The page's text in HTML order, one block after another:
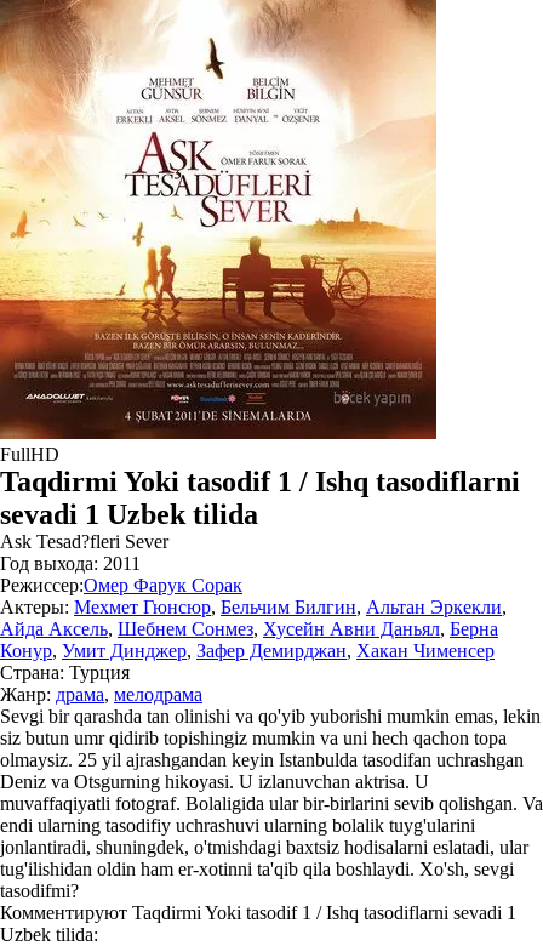
FullHD
Taqdirmi Yoki tasodif 1 / Ishq tasodiflarni
sevadi 1 Uzbek tilida
Ask Tesad?fleri Sever
Год выхода: 2011
Режиссер:Омер Фарук Сорак
Актеры: Мехмет Гюнсюр, Бельчим Билгин, Альтан Эркекли,
Айда Аксель, Шебнем Сонмез, Хусейн Авни Даньял, Берна
Конур, Умит Динджер, Зафер Демирджан, Хакан Чименсер
Страна: Турция
Жанр: драма, мелодрама
Sevgi bir qarashda tan olinishi va qo'yib yuborishi mumkin emas, lekin
siz butun umr qidirib topishingiz mumkin va uni hech qachon topa
olmaysiz. 25 yil ajrashgandan keyin Istanbulda tasodifan uchrashgan
Deniz va Otsgurning hikoyasi. U izlanuvchan aktrisa. U
muvaffaqiyatli fotograf. Bolaligida ular bir-birlarini sevib qolishgan. Va
endi ularning tasodifiy uchrashuvi ularning bolalik tuyg'ularini
jonlantiradi, shuningdek, o'tmishdagi baxtsiz hodisalarni eslatadi, ular
tug'ilishidan oldin ham er-xotinni ta'qib qila boshlaydi. Xo'sh, sevgi
tasodifmi?
Комментируют Taqdirmi Yoki tasodif 1 / Ishq tasodiflarni sevadi 1
Uzbek tilida: